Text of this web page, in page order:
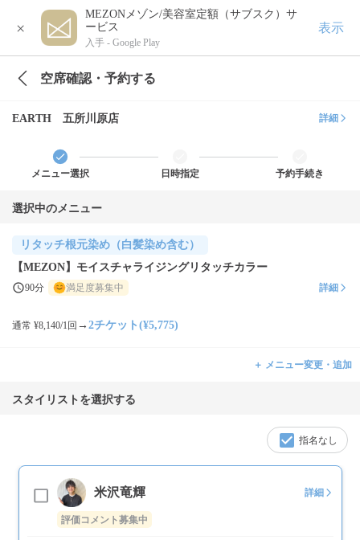
×
MEZONメゾン/美容室定額（サブスク）サ
ービス
入手 - Google Play
表示
空席確認・予約する
EARTH 五所川原店 詳細
メニュー選択 日時指定 予約手続き
選択中のメニュー
リタッチ根元染め（白髪染め含む）
【MEZON】モイスチャライジングリタッチカラー
90分 満足度募集中 詳細
通常 ¥8,140/1回 → 2チケット(¥5,775)
＋ メニュー変更・追加
スタイリストを選択する
指名なし
米沢竜輝 詳細
評価コメント募集中